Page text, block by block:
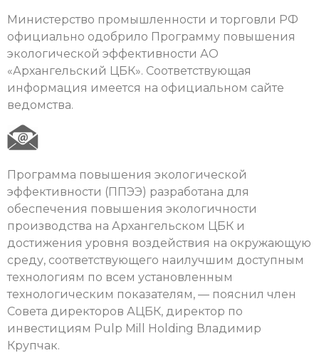
Министерство промышленности и торговли РФ
официально одобрило Программу повышения
экологической эффективности АО
«Архангельский ЦБК». Соответствующая
информация имеется на официальном сайте
ведомства.
Программа повышения экологической
эффективности (ППЭЭ) разработана для
обеспечения повышения экологичности
производства на Архангельском ЦБК и
достижения уровня воздействия на окружающую
среду, соответствующего наилучшим доступным
технологиям по всем установленным
технологическим показателям, — пояснил член
Совета директоров АЦБК, директор по
инвестициям Pulp Mill Holding Владимир
Крупчак.